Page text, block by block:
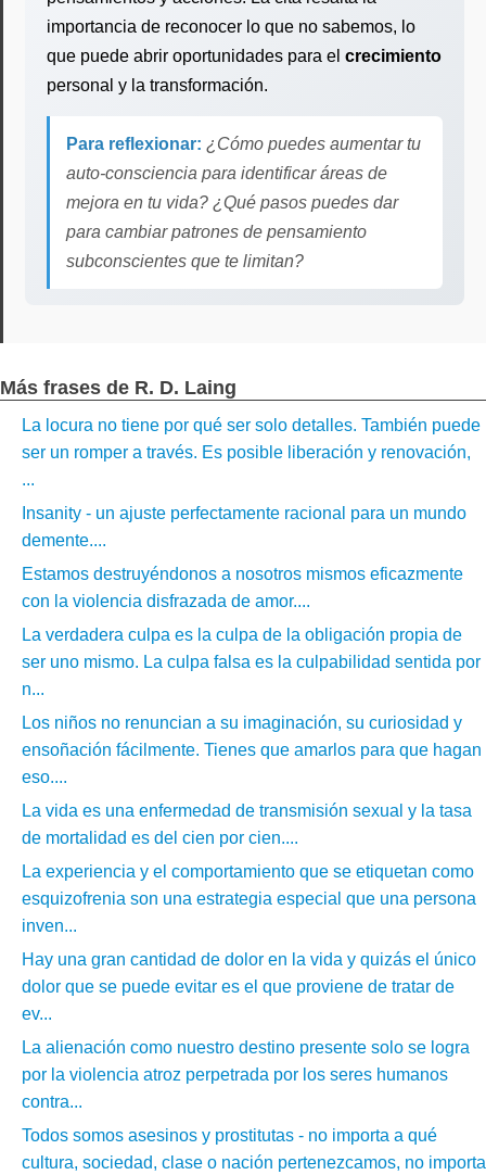
importancia de reconocer lo que no sabemos, lo
que puede abrir oportunidades para el crecimiento
personal y la transformación.
Para reflexionar: ¿Cómo puedes aumentar tu
auto-consciencia para identificar áreas de
mejora en tu vida? ¿Qué pasos puedes dar
para cambiar patrones de pensamiento
subconscientes que te limitan?
Más frases de R. D. Laing
La locura no tiene por qué ser solo detalles. También puede
ser un romper a través. Es posible liberación y renovación,
...
Insanity - un ajuste perfectamente racional para un mundo
demente....
Estamos destruyéndonos a nosotros mismos eficazmente
con la violencia disfrazada de amor....
La verdadera culpa es la culpa de la obligación propia de
ser uno mismo. La culpa falsa es la culpabilidad sentida por
n...
Los niños no renuncian a su imaginación, su curiosidad y
ensoñación fácilmente. Tienes que amarlos para que hagan
eso....
La vida es una enfermedad de transmisión sexual y la tasa
de mortalidad es del cien por cien....
La experiencia y el comportamiento que se etiquetan como
esquizofrenia son una estrategia especial que una persona
inven...
Hay una gran cantidad de dolor en la vida y quizás el único
dolor que se puede evitar es el que proviene de tratar de
ev...
La alienación como nuestro destino presente solo se logra
por la violencia atroz perpetrada por los seres humanos
contra...
Todos somos asesinos y prostitutas - no importa a qué
cultura, sociedad, clase o nación pertenezcamos, no importa